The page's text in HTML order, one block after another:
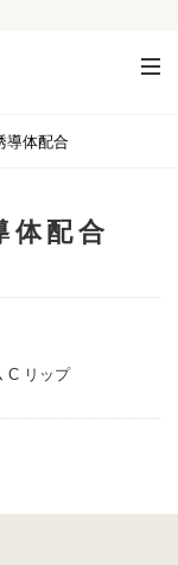
導体配合
体配合
C リップ